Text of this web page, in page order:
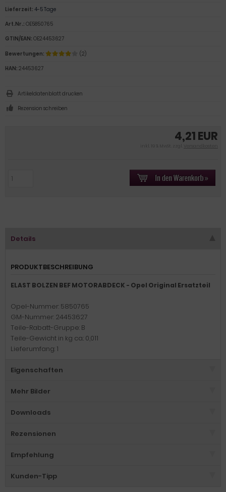
4,21 EUR
inkl. 19 % MwSt. zzgl. Versandkosten
Lieferzeit: 4-5 Tage
Art.Nr.: OE5850765
GTIN/EAN: OE24453627
Bewertungen:
(2)
HAN: 24453627
Artikeldatenblatt drucken
Rezension schreiben
Details
PRODUKTBESCHREIBUNG
ELAST BOLZEN BEF MOTORABDECK - Opel Original Ersatzteil
Opel-Nummer: 5850765
GM-Nummer: 24453627
Teile-Rabatt-Gruppe: B
Teile-Gewicht in kg ca.: 0,011
Lieferumfang: 1
Eigenschaften
Mehr Bilder
Downloads
Rezensionen
Empfehlung
Kunden-Tipp